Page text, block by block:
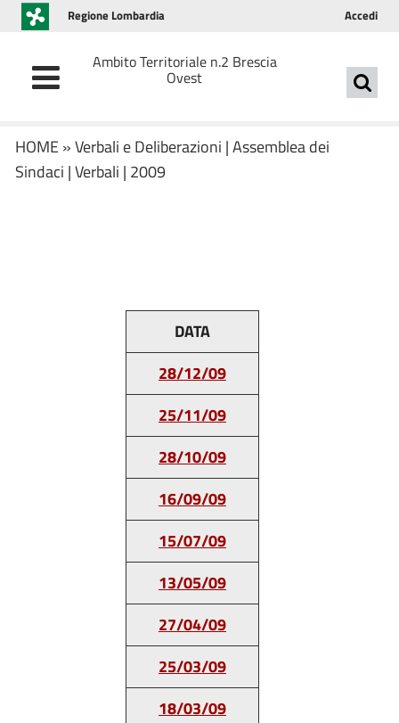
Regione Lombardia Accedi
Ambito Territoriale n.2 Brescia
Ovest
HOME »Verbali e Deliberazioni |Assemblea dei
Sindaci |Verbali | 2009
DATA
28/12/09
25/11/09
28/10/09
16/09/09
15/07/09
13/05/09
27/04/09
25/03/09
18/03/09